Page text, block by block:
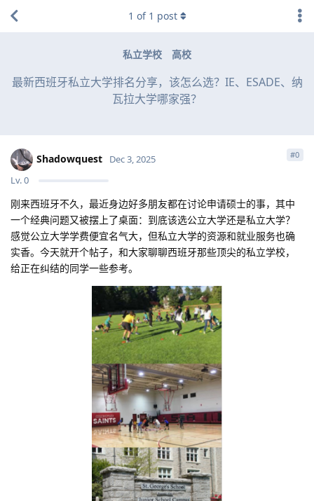
私立学校 高校
最新西班牙私立大学排名分享，该怎么选？IE、ESADE、纳
瓦拉大学哪家强？
1 of 1 post
Shadowquest
Lv.0
Dec 3, 2025 #0
刚来西班牙不久，最近身边好多朋友都在讨论申请硕士的事，其中
一个经典问题又被摆上了桌面：到底该选公立大学还是私立大学？
感觉公立大学学费便宜名气大，但私立大学的资源和就业服务也确
实香。今天就开个帖子，和大家聊聊西班牙那些顶尖的私立学校，
给正在纠结的同学一些参考。